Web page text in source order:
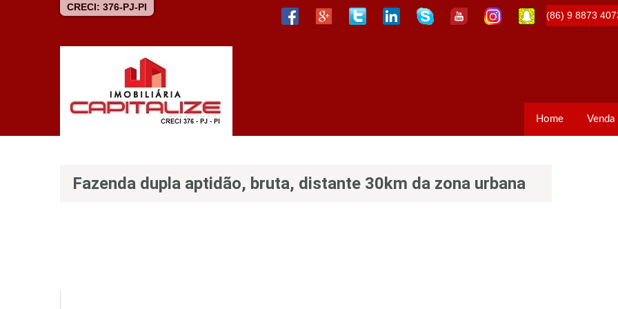
CRECI: 376-PJ-PI
(86) 9 8873
Home Venda
Fazenda dupla aptidão, bruta, distante 30km da zona urbana